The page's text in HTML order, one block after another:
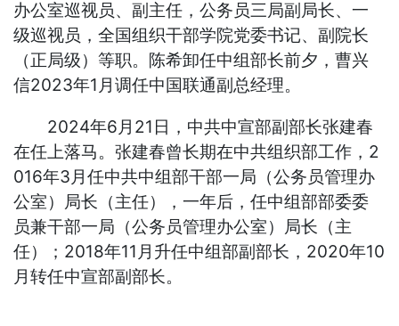
办公室巡视员、副主任，公务员三局副局长、一
级巡视员，全国组织干部学院党委书记、副院长
（正局级）等职。陈希卸任中组部长前夕，曹兴
信2023年1月调任中国联通副总经理。
2024年6月21日，中共中宣部副部长张建春
在任上落马。张建春曾长期在中共组织部工作，2
016年3月任中共中组部干部一局（公务员管理办
公室）局长（主任），一年后，任中组部部委委
员兼干部一局（公务员管理办公室）局长（主
任）；2018年11月升任中组部副部长，2020年10
月转任中宣部副部长。